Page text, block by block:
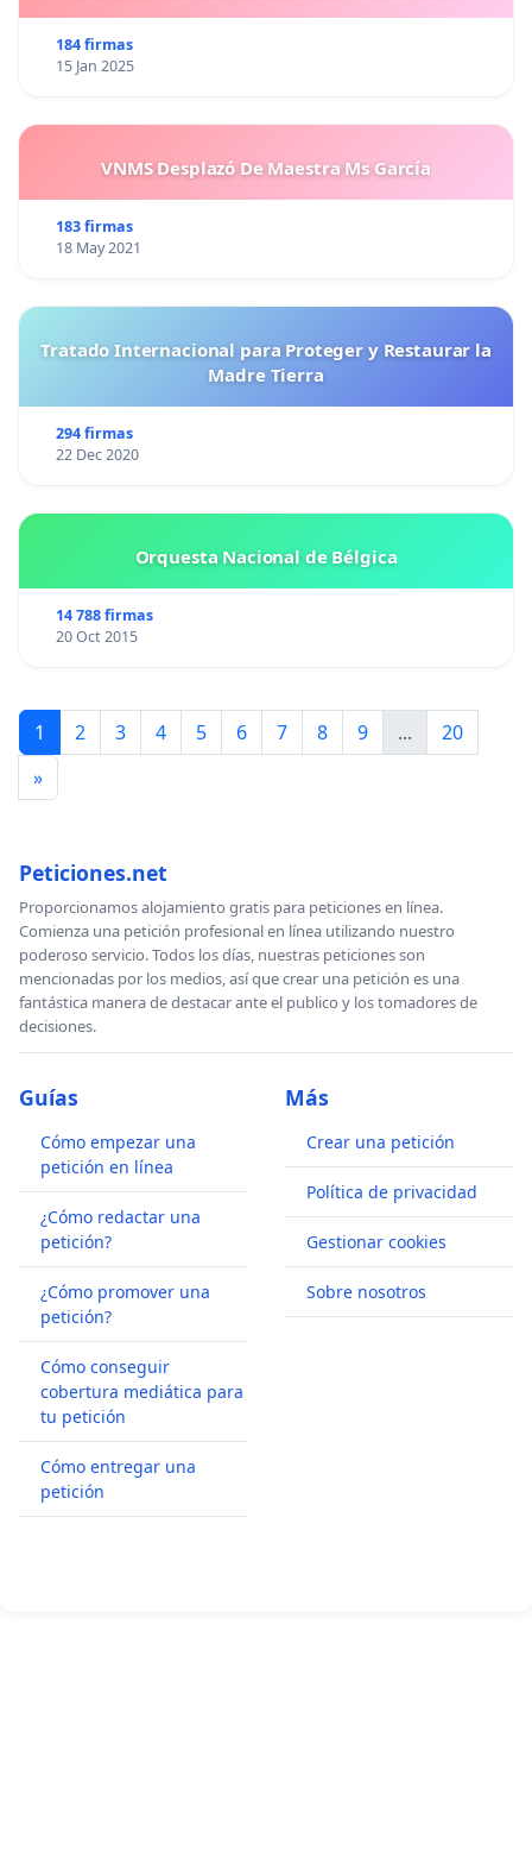
184 firmas
15 Jan 2025
VNMS Desplazó De Maestra Ms García
183 firmas
18 May 2021
Tratado Internacional para Proteger y Restaurar la
Madre Tierra
294 firmas
22 Dec 2020
Orquesta Nacional de Bélgica
14 788 firmas
20 Oct 2015
1 2 3 4 5 6 7 8 9 ...
20
»
Peticiones.net
Proporcionamos alojamiento gratis para peticiones en línea.
Comienza una petición profesional en línea utilizando nuestro
poderoso servicio. Todos los días, nuestras peticiones son
mencionadas por los medios, así que crear una petición es una
fantástica manera de destacar ante el publico y los tomadores de
decisiones.
Guías
Cómo empezar una
petición en línea
¿Cómo redactar una
petición?
¿Cómo promover una
petición?
Cómo conseguir
cobertura mediática para
tu petición
Cómo entregar una
petición
Más
Crear una petición
Política de privacidad
Gestionar cookies
Sobre nosotros